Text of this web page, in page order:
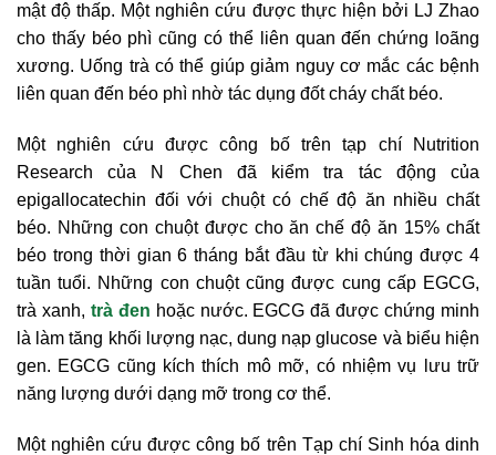
mật độ thấp. Một nghiên cứu được thực hiện bởi LJ Zhao
cho thấy béo phì cũng có thể liên quan đến chứng loãng
xương. Uống trà có thể giúp giảm nguy cơ mắc các bệnh
liên quan đến béo phì nhờ tác dụng đốt cháy chất béo.
Một nghiên cứu được công bố trên tạp chí Nutrition
Research của N Chen đã kiểm tra tác động của
epigallocatechin đối với chuột có chế độ ăn nhiều chất
béo. Những con chuột được cho ăn chế độ ăn 15% chất
béo trong thời gian 6 tháng bắt đầu từ khi chúng được 4
tuần tuổi. Những con chuột cũng được cung cấp EGCG,
trà xanh, trà đen hoặc nước. EGCG đã được chứng minh
là làm tăng khối lượng nạc, dung nạp glucose và biểu hiện
gen. EGCG cũng kích thích mô mỡ, có nhiệm vụ lưu trữ
năng lượng dưới dạng mỡ trong cơ thể.
Một nghiên cứu được công bố trên Tạp chí Sinh hóa dinh